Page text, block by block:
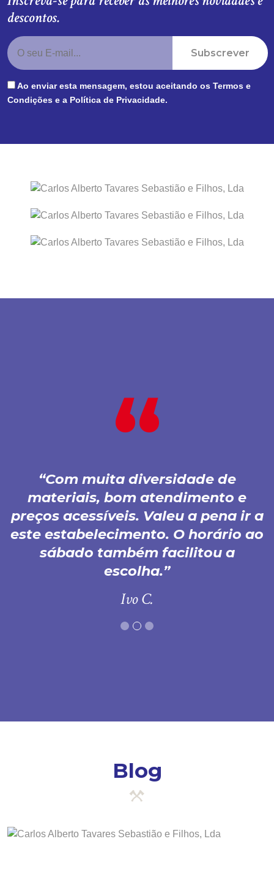
descontos.
Subscrever
Ao enviar esta mensagem, estou aceitando os Termos e
Condições e a Política de Privacidade.
Com muita diversidade de
materiais, bom atendimento e
preços acessíveis. Valeu a pena ir a
este estabelecimento. O horário ao
sábado também facilitou a
escolha.
Ivo C.
Blog